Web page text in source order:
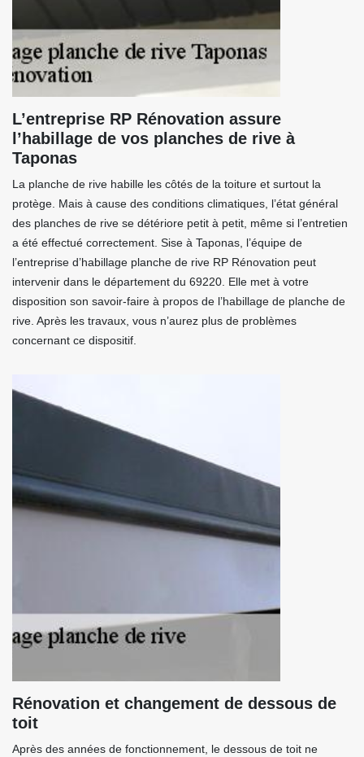
L’entreprise RP Rénovation assure
l’habillage de vos planches de rive à
Taponas
La planche de rive habille les côtés de la toiture et surtout la
protège. Mais à cause des conditions climatiques, l’état général
des planches de rive se détériore petit à petit, même si l’entretien
a été effectué correctement. Sise à Taponas, l’équipe de
l’entreprise d’habillage planche de rive RP Rénovation peut
intervenir dans le département du 69220. Elle met à votre
disposition son savoir-faire à propos de l’habillage de planche de
rive. Après les travaux, vous n’aurez plus de problèmes
concernant ce dispositif.
Rénovation et changement de dessous de
toit
Après des années de fonctionnement, le dessous de toit ne